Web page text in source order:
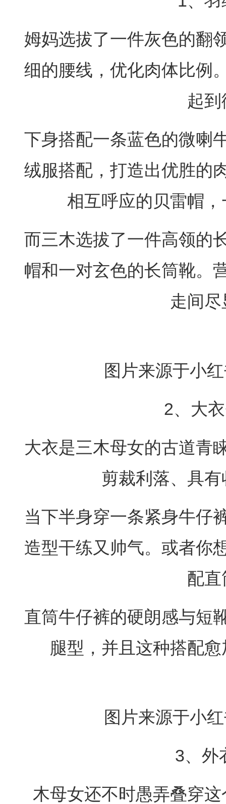
姆妈选拔了一件灰色的翻
细的腰线，优化肉体比例
起
下身搭配一条蓝色的微喇
绒服搭配，打造出优胜的
相互呼应的贝雷帽
而三木选拔了一件高领的
帽和一对玄色的长筒靴。
走间
图片来源于小
2、大
大衣是三木母女的古道青
剪裁利落、具
当下半身穿一条紧身牛仔
造型干练又帅气。或者你
配
直筒牛仔裤的硬朗感与短
腿型，并且这种搭配
图片来源于小
3、外
木母女还不时愚弄叠穿